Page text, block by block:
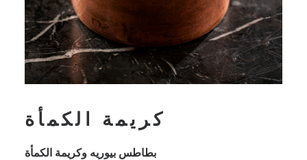
كريمة الكمأة
بطاطس بيوريه وكريمة الكمأة